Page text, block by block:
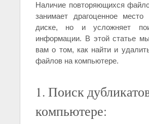
Наличие повторяющихся
занимает драгоценное
диске, но и усложняет
информации. В этой статье
вам о том, как найти и
файлов на компьютере.
1. Поиск
компьютере: